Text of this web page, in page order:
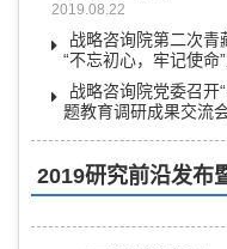
2019.08.22
战略咨询院第二次青
“不忘初心，牢记使命
战略咨询院党委召开
题教育调研成果交流
2019研究前沿发布